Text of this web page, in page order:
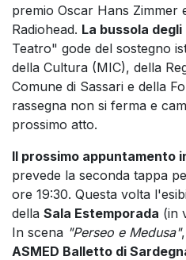
premio Oscar Hans Zimmer
Radiohead. La bussola
Teatro" gode del sostegno
della Cultura (MIC), della
Comune di Sassari e della
rassegna non si ferma e
prossimo atto.
Il prossimo appuntamento
prevede la seconda tappa
ore 19:30. Questa volta
della Sala Estemporada (in
In scena "Perseo e Medusa"
ASMED Balletto di